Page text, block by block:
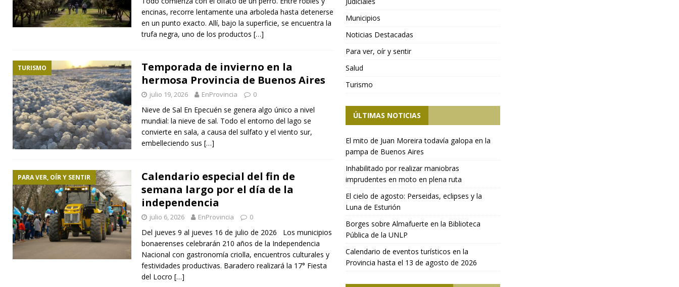
encinas, recorre lentamente una arboleda hasta detenerse
en un punto exacto. Allí, bajo la superficie, se encuentra la
trufa negra, uno de los productos […]
TURISMO
Temporada de invierno en la
hermosa Provincia de Buenos Aires
julio 19, 2026 EnProvincia 0
Nieve de Sal En Epecuén se genera algo único a nivel
mundial: la nieve de sal. Todo el entorno del lago se
convierte en sala, a causa del sulfato y el viento sur,
embelleciendo sus […]
PARA VER, OÍR Y SENTIR
Calendario especial del fin de
semana largo por el día de la
independencia
julio 6, 2026 EnProvincia 0
Del jueves 9 al jueves 16 de julio de 2026 Los municipios
bonaerenses celebrarán 210 años de la Independencia
Nacional con gastronomía criolla, encuentros culturales y
festividades productivas. Baradero realizará la 17° Fiesta
del Locro […]
Municipios
Noticias Destacadas
Para ver, oír y sentir
Salud
Turismo
ÚLTIMAS NOTICIAS
El mito de Juan Moreira todavía galopa en la
pampa de Buenos Aires
Inhabilitado por realizar maniobras
imprudentes en moto en plena ruta
El cielo de agosto: Perseidas, eclipses y la
Luna de Esturión
Borges sobre Almafuerte en la Biblioteca
Pública de la UNLP
Calendario de eventos turísticos en la
Provincia hasta el 13 de agosto de 2026